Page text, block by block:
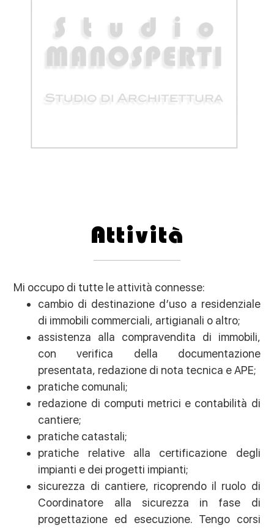
Attività
Mi occupo di tutte le attività connesse:
cambio di destinazione d’uso a residenziale
di immobili commerciali, artigianali o altro;
assistenza alla compravendita di immobili,
con verifica della documentazione
presentata, redazione di nota tecnica e APE;
pratiche comunali;
redazione di computi metrici e contabilità di
cantiere;
pratiche catastali;
pratiche relative alla certificazione degli
impianti e dei progetti impianti;
sicurezza di cantiere, ricoprendo il ruolo di
Coordinatore alla sicurezza in fase di
progettazione ed esecuzione. Tengo corsi